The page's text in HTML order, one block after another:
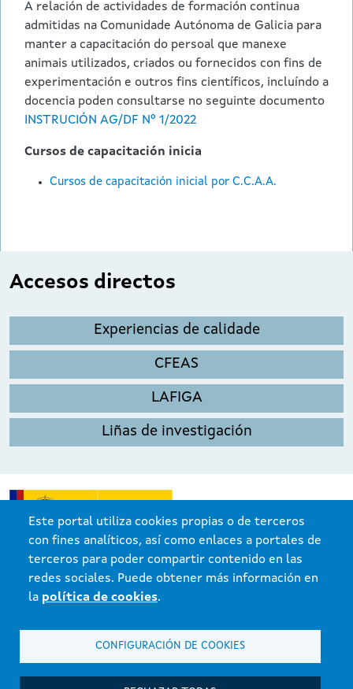
Este portal utiliza cookies propias o de terceros
con fines analíticos, así como enlaces a portales de
terceros para poder compartir contenido en las
redes sociales. Puede obtener más información en
la política de cookies.
CONFIGURACIÓN DE COOKIES
A relación de actividades de formación continua
admitidas na Comunidade Autónoma de Galicia para
manter a capacitación do persoal que manexe
animais utilizados, criados ou fornecidos con fins de
experimentación e outros fins científicos, incluíndo a
docencia poden consultarse no seguinte documento
INSTRUCIÓN AG/DF Nº 1/2022
Cursos de capacitación inicia
Cursos de capacitación inicial por C.C.A.A.
Accesos directos
Experiencias de calidade
CFEAS
LAFIGA
Liñas de investigación